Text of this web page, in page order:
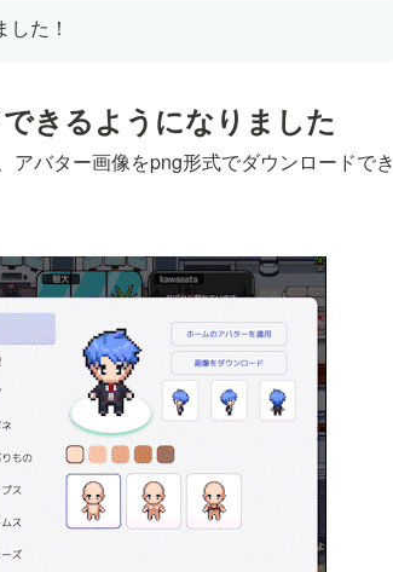
た！
きるようになりました
アバター画像をpng形式でダウンロードでき